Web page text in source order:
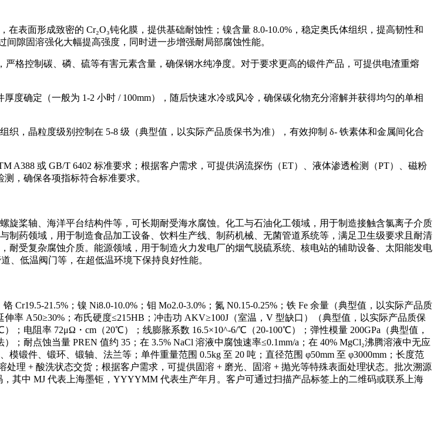
表面形成致密的 Cr₂O₃钝化膜，提供基础耐蚀性；镍含量 8.0-10.0%，稳定奥氏体组织，提高韧性和
隙固溶强化大幅提高强度，同时进一步增强耐局部腐蚀性能。
格控制碳、磷、硫等有害元素含量，确保钢水纯净度。对于要求更高的锻件产品，可提供电渣重熔
度确定（一般为 1-2 小时 / 100mm），随后快速水冷或风冷，确保碳化物充分溶解并获得均匀的单相
，晶粒度级别控制在 5-8 级（典型值，以实际产品质保书为准），有效抑制 δ- 铁素体和金属间化合
A388 或 GB/T 6402 标准要求；根据客户需求，可提供涡流探伤（ET）、液体渗透检测（PT）、磁粉
，确保各项指标符合标准要求。
桨轴、海洋平台结构件等，可长期耐受海水腐蚀。化工与石油化工领域，用于制造接触含氯离子介质
药领域，用于制造食品加工设备、饮料生产线、制药机械、无菌管道系统等，满足卫生级要求且耐清
受复杂腐蚀介质。能源领域，用于制造火力发电厂的烟气脱硫系统、核电站的辅助设备、太阳能发电
、低温阀门等，在超低温环境下保持良好性能。
Cr19.5-21.5%；镍 Ni8.0-10.0%；钼 Mo2.0-3.0%；氮 N0.15-0.25%；铁 Fe 余量（典型值，以实际产品质
率 A50≥30%；布氏硬度≤215HB；冲击功 AKV≥100J（室温，V 型缺口）（典型值，以实际产品质保
；电阻率 72μΩ・cm（20℃）；线膨胀系数 16.5×10^-6/℃（20-100℃）；弹性模量 200GPa（典型值，
耐点蚀当量 PREN 值约 35；在 3.5% NaCl 溶液中腐蚀速率≤0.1mm/a；在 40% MgCl₂沸腾溶液中无应
锻件、锻环、锻轴、法兰等；单件重量范围 0.5kg 至 20 吨；直径范围 φ50mm 至 φ3000mm；长度范
处理 + 酸洗状态交货；根据客户需求，可提供固溶 + 磨光、固溶 + 抛光等特殊表面处理状态。批次溯源
其中 MJ 代表上海墨钜，YYYYMM 代表生产年月。客户可通过扫描产品标签上的二维码或联系上海